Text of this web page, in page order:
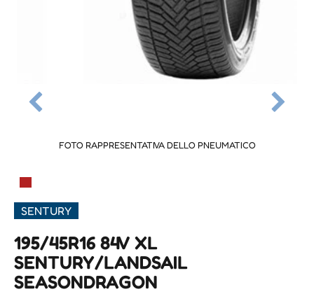
FOTO RAPPRESENTATIVA DELLO PNEUMATICO
▀
SENTURY
195/45R16 84V XL
SENTURY/LANDSAIL
SEASONDRAGON